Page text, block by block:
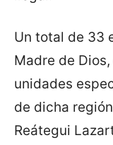
Un total de 33
Madre de
unidades
de dicha
Reátegui